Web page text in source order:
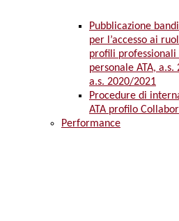
Pubblicazione
per l’accesso ai
profili professionali
personale ATA,
a.s. 2020/2021
Procedure di
ATA profilo
Performance